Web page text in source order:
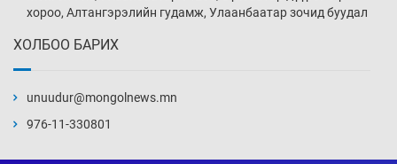
11 цаг 56 мин
12 цаг 26 мин
хороо, Алтангэрэлийн гудамж, Улаанбаатар зочид буудал
ХОЛБОО БАРИХ
unuudur@mongolnews.mn
976-11-330801